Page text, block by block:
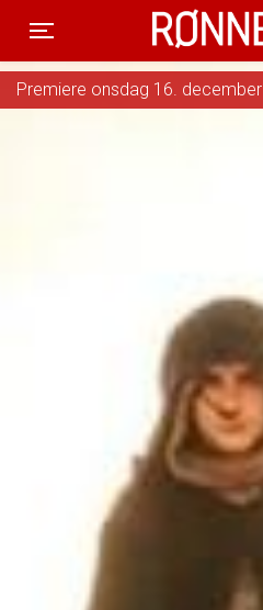
Toggle navigation
Rønne Bio
Premiere onsdag 16. december